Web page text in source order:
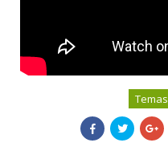
Temas